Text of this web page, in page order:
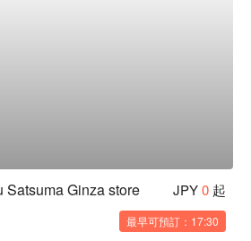
Ginza store JPY0 起
最早可預訂：17:30